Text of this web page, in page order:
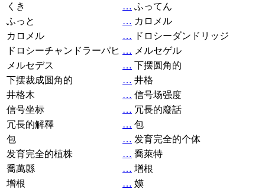
くき
… ふってん
ふっと
… カロメル
カロメル
… ドロシーダンドリッジ
ドロシーチャンドラーパヒ … メルセゲル
メルセデス
… 下摆圆角的
下摆裁成圆角的
… 井格
井格木
… 信号场强度
信号坐标
… 冗長的廢話
冗長的解釋
… 包
包
… 发育完全的个体
发育完全的植株
… 喬萊特
喬萬縣
… 增根
增根
… 嫫